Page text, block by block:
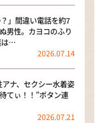
」間違い電話を約7
男性。カヨコのふり
は…
2026.07.14
アナ、セクシー水着姿
てぃ！！”ボタン連
2026.07.21